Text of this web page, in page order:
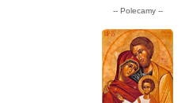
-- Polecamy --